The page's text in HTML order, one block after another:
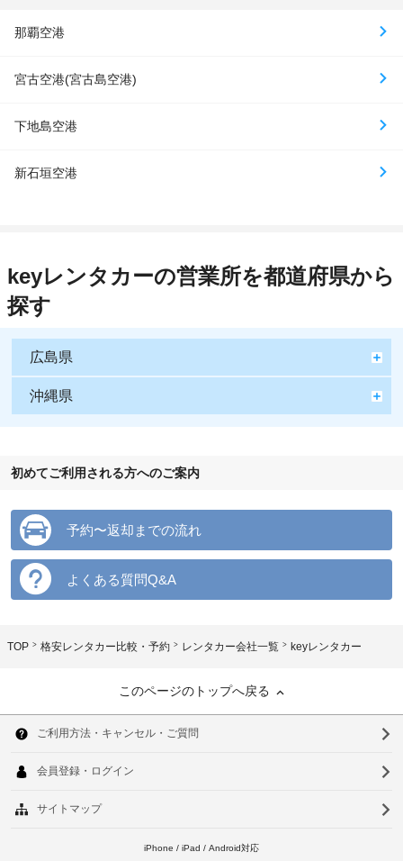
那覇空港
宮古空港(宮古島空港)
下地島空港
新石垣空港
keyレンタカーの営業所を都道府県から
探す
広島県
沖縄県
初めてご利用される方へのご案内
予約〜返却までの流れ
よくある質問Q&A
TOP 格安レンタカー比較・予約 レンタカー会社一覧 keyレンタカー
このページのトップへ戻る